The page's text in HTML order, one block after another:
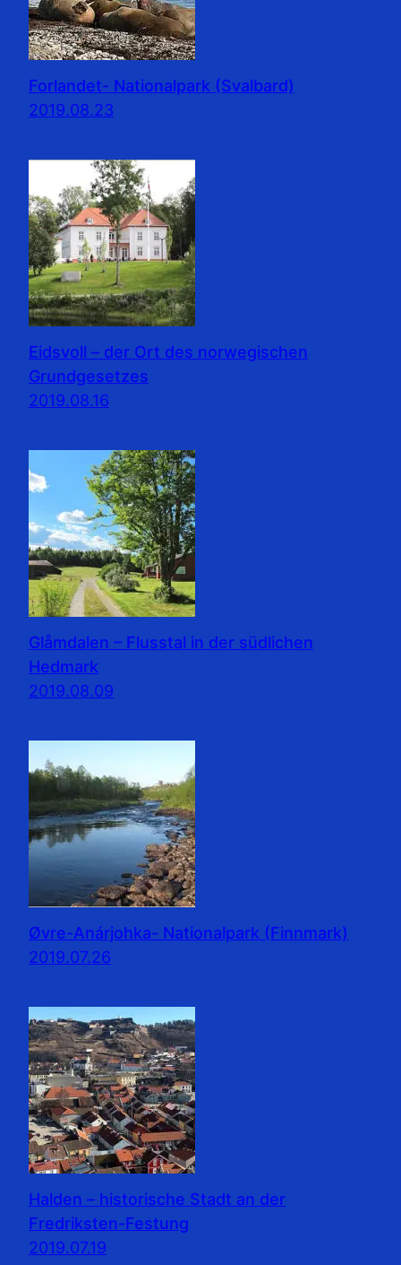
Forlandet- Nationalpark (Svalbard)
2019.08.23
Eidsvoll – der Ort des norwegischen
Grundgesetzes
2019.08.16
Glåmdalen – Flusstal in der südlichen
Hedmark
2019.08.09
Øvre-Anárjohka- Nationalpark (Finnmark)
2019.07.26
Halden – historische Stadt an der
Fredriksten-Festung
2019.07.19